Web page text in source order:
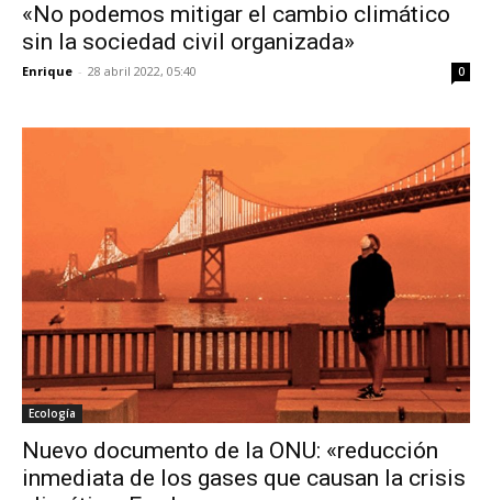
«No podemos mitigar el cambio climático
sin la sociedad civil organizada»
Enrique - 28 abril 2022, 05:40 0
Ecología
Nuevo documento de la ONU: «reducción
inmediata de los gases que causan la crisis